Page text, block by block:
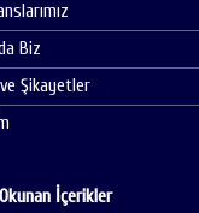
Biz
Şikayetler
İçerikler